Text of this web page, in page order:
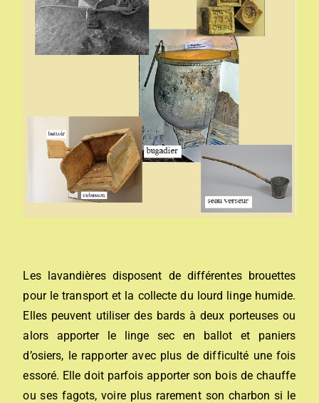
Les lavandières disposent de différentes brouettes
pour le transport et la collecte du lourd linge humide.
Elles peuvent utiliser des bards à deux porteuses ou
alors apporter le linge sec en ballot et paniers
d’osiers, le rapporter avec plus de difficulté une fois
essoré. Elle doit parfois apporter son bois de chauffe
ou ses fagots, voire plus rarement son charbon si le